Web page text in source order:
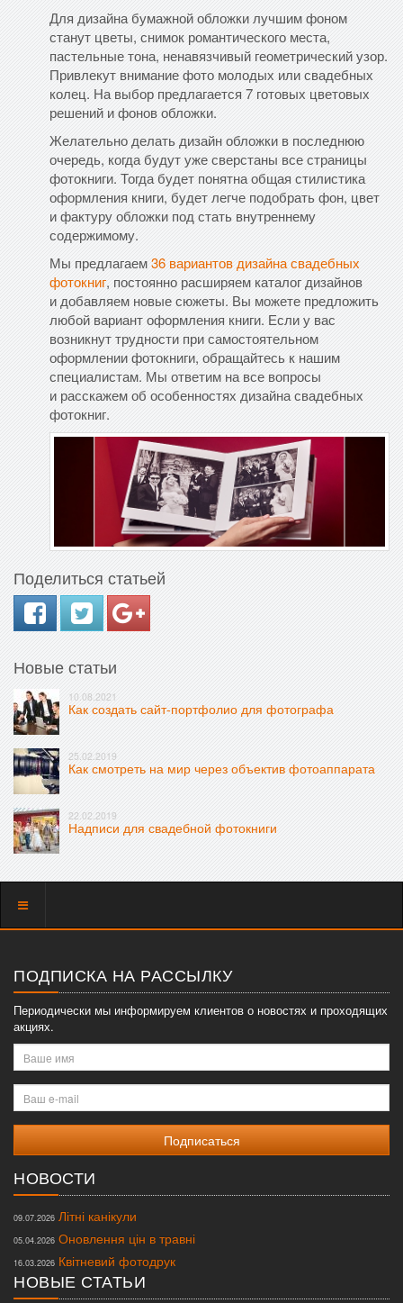
Для дизайна бумажной обложки лучшим фоном
станут цветы, снимок романтического места,
пастельные тона, ненавязчивый геометрический узор.
Привлекут внимание фото молодых или свадебных
колец. На выбор предлагается 7 готовых цветовых
решений и фонов обложки.
Желательно делать дизайн обложки в последнюю
очередь, когда будут уже сверстаны все страницы
фотокниги. Тогда будет понятна общая стилистика
оформления книги, будет легче подобрать фон, цвет
и фактуру обложки под стать внутреннему
содержимому.
Мы предлагаем36 вариантов дизайна свадебных
фотокниг, постоянно расширяем каталог дизайнов
и добавляем новые сюжеты. Вы можете предложить
любой вариант оформления книги. Если у вас
возникнут трудности при самостоятельном
оформлении фотокниги, обращайтесь к нашим
специалистам. Мы ответим на все вопросы
и расскажем об особенностях дизайна свадебных
фотокниг.
Поделиться статьей
Новые статьи
10.08.2021
Как создать сайт-портфолио для фотографа
25.02.2019
Как смотреть на мир через объектив фотоаппарата
22.02.2019
Надписи для свадебной фотокниги
Показать
ПОДПИСКА НА РАССЫЛКУ
Периодически мы информируем клиентов о новостях и проходящих
акциях.
Ваше
имя
Ваш
e-
mail
НОВОСТИ
09.07.2026 Літні канікули
05.04.2026 Оновлення цін в травні
16.03.2026 Квітневий фотодрук
НОВЫЕ СТАТЬИ